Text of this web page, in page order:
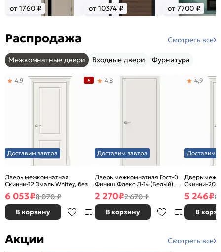
от 1760 ₽ от 10374 ₽ от 7700 ₽
Распродажа Смотреть все
Межкомнатные двери Входные двери Фурнитура
Доставим завтра
Дверь межкомнатная
Скинни-12 Эмаль Whitey, без
декора, глухая, без стекла,
без кромки, скиновая
4,9
6 053₽8 070 ₽
В корзину
Доставим завтра
Дверь межкомнатная Гост-0
Финиш Флекс Л-14 (Белый),
глухая, каркасно-щитовая
4,8
2 270₽2 670 ₽
В корзину
Доставим
Дверь
Скинни-20
декора,
без кромки,
4,9
5 246₽8
В
Акции Смотреть все